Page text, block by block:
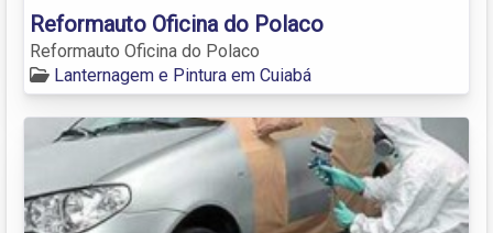
Reformauto Oficina do Polaco
Reformauto Oficina do Polaco
Lanternagem e Pintura em Cuiabá